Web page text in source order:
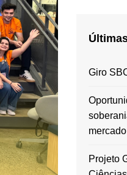
Giro
Projeto